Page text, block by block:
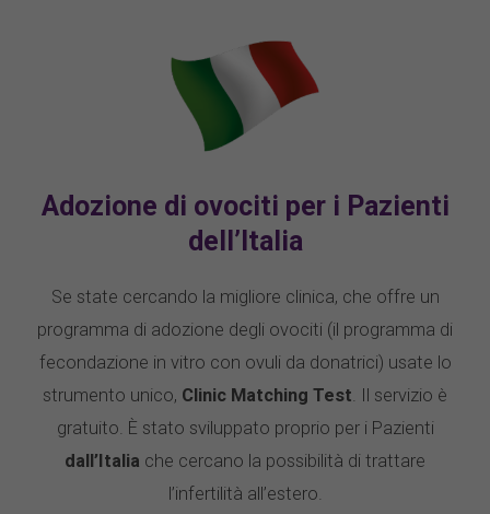
Adozione di ovociti per i Pazienti
dell’Italia
Se state cercando la migliore clinica, che offre un
programma di adozione degli ovociti (il programma di
fecondazione in vitro con ovuli da donatrici) usate lo
strumento unico, Clinic Matching Test. Il servizio è
gratuito. È stato sviluppato proprio per i Pazienti
dall’Italia che cercano la possibilità di trattare
l’infertilità all’estero.